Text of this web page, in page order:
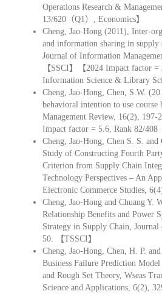
Operations Research &
13/620（Q1）, Economics】
Cheng, Jao-Hong (2011), Inter-
and information sharing in supply
Journal of Information
【SSCI】【2024 Impact factor =
Information Science & Library
Cheng, Jao-Hong, Chen, S.W.
behavioral intention to use course
Management Review, 16(2),
Impact factor = 5.6, Rank 82/408
Cheng, Jao-Hong, Chen S. S.
Study of Constructing Fourth
Criterion from Supply Chain
Technology Perspectives – An
Electronic Commerce Studies,
Cheng, Jao-Hong and Chuang Y.
Relationship Benefits and Power
Strategy in Supply Chain, Journal
50. 【TSSCI】
Cheng, Jao-Hong, Chen, H. P.
Business Failure Prediction
and Rough Set Theory, Wseas
Science and Applications, 6(2),